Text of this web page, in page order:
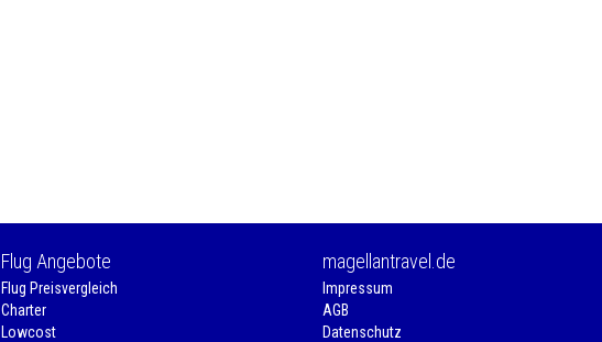
Flug Angebote
Flug Preisvergleich
Charter
Lowcost
magellantravel.de
Impressum
AGB
Datenschutz